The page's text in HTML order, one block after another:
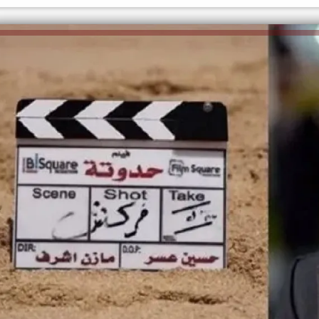
الكاتبة إلهام شرشر تهنئ الرئيس
السيسي بعيد ميلاده وتُشيد بجهوده رسالتى لآخر الزمان «محطة الضبعة
النووية»... من الحلم إلى التنفيذ